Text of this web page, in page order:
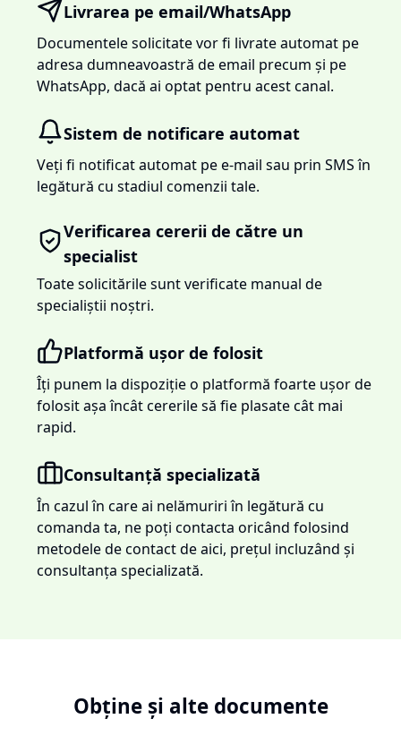
Livrarea pe email/WhatsApp
Documentele solicitate vor fi livrate automat pe
adresa dumneavoastră de email precum și pe
WhatsApp, dacă ai optat pentru acest canal.
Sistem de notificare automat
Veți fi notificat automat pe e-mail sau prin SMS în
legătură cu stadiul comenzii tale.
Verificarea cererii de către un
specialist
Toate solicitările sunt verificate manual de
specialiștii noștri.
Platformă ușor de folosit
Îți punem la dispoziție o platformă foarte ușor de
folosit așa încât cererile să fie plasate cât mai
rapid.
Consultanță specializată
În cazul în care ai nelămuriri în legătură cu
comanda ta, ne poți contacta oricând folosind
metodele de contact de aici, prețul incluzând și
consultanța specializată.
Obține și alte documente